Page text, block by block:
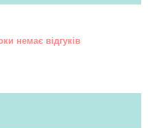
немає відгуків